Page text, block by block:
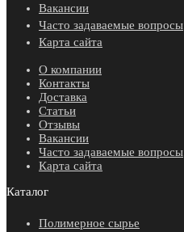
Вакансии
Часто задаваемые вопросы
Карта сайта
О компании
Контакты
Доставка
Статьи
Отзывы
Вакансии
Часто задаваемые вопросы
Карта сайта
Каталог
Полимерное сырье